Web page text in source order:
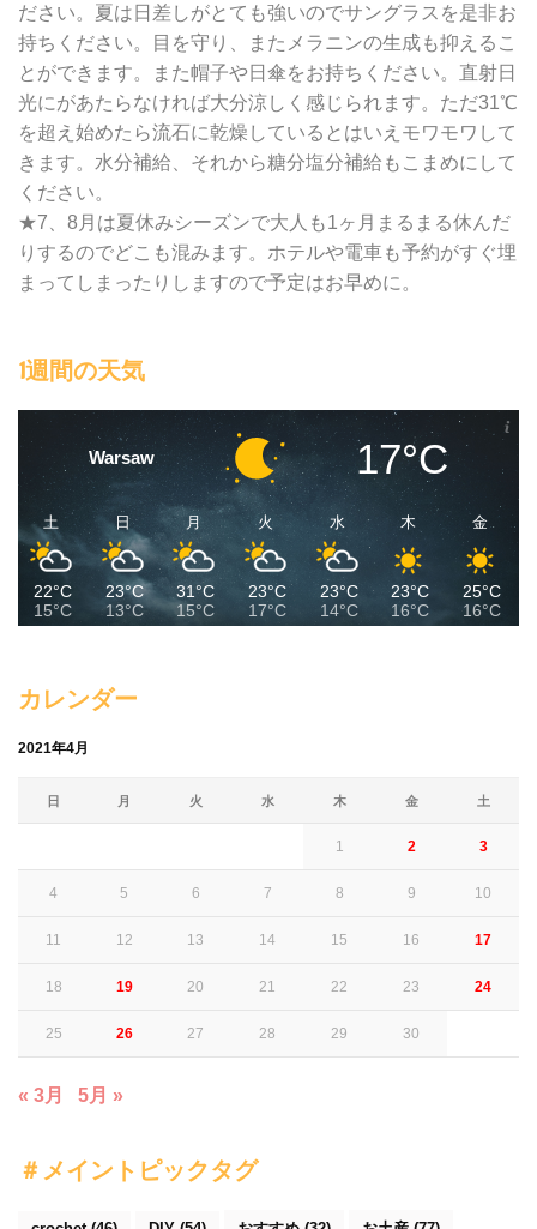
ださい。夏は日差しがとても強いのでサングラスを是非お
持ちください。目を守り、またメラニンの生成も抑えるこ
とができます。また帽子や日傘をお持ちください。直射日
光にがあたらなければ大分涼しく感じられます。ただ31℃
を超え始めたら流石に乾燥しているとはいえモワモワして
きます。水分補給、それから糖分塩分補給もこまめにして
ください。
★7、8月は夏休みシーズンで大人も1ヶ月まるまる休んだ
りするのでどこも混みます。ホテルや電車も予約がすぐ埋
まってしまったりしますので予定はお早めに。
1週間の天気
Warsaw 17°C
土
22°C
15°C
日
23°C
13°C
月
31°C
15°C
火
23°C
17°C
水
23°C
14°C
木
23°C
16°C
金
25°C
16°C
カレンダー
2021年4月
日 月 火 水 木 金 土
1 2 3
4 5 6 7 8 9 10
11 12 13 14 15 16 17
18 19 20 21 22 23 24
25 26 27 28 29 30
« 3月 5月 »
＃メイントピックタグ